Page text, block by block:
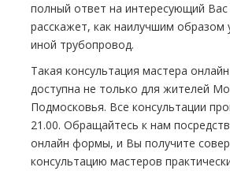
полный ответ на интересующий Вас
расскажет, как наилучшим образом
иной тpубопровод.
Такая консультация мастера
доступна не только для жителей
Подмосковья. Все консультации
21.00. Обращайтесь к нам
онлайн формы, и Вы получите
консультацию мастеров